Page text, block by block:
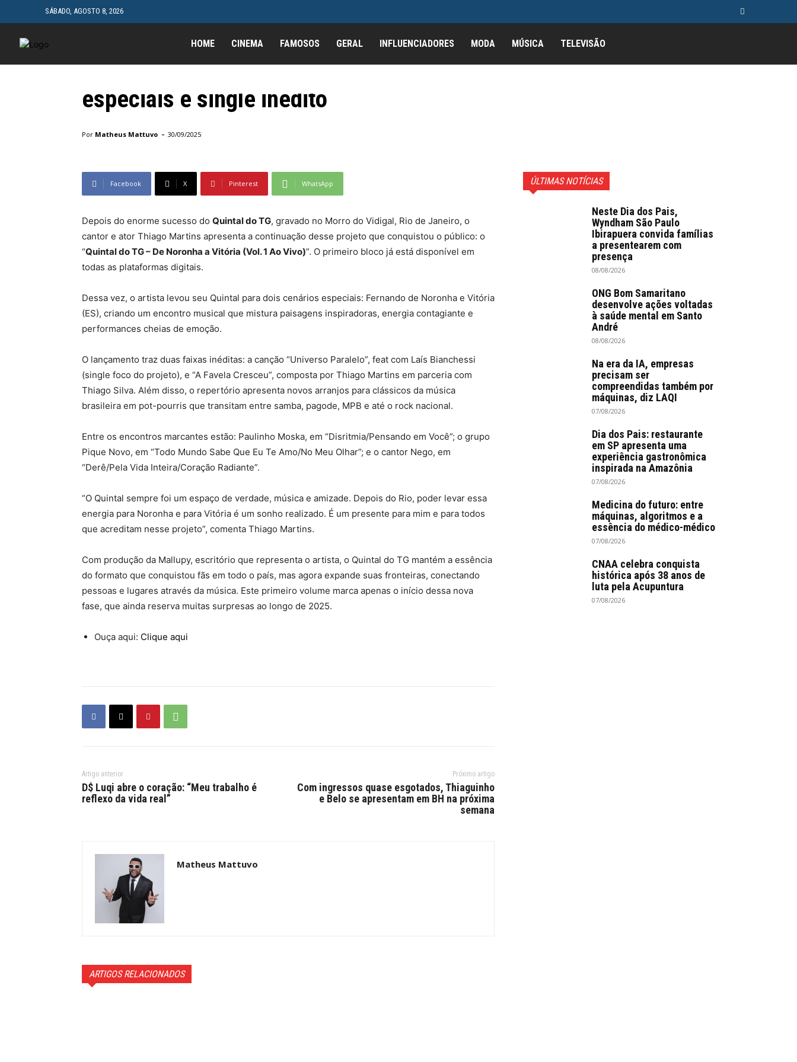
SÁBADO, AGOSTO 8, 2026
HOME CINEMA FAMOSOS GERAL INFLUENCIADORES MODA MÚSICA TELEVISÃO
Geral
Thiago Martins lança Quintal do TG – De
Noronha a Vitória com participações
especiais e single inédito
Por Matheus Mattuvo - 30/09/2025
Facebook X Pinterest WhatsApp
Depois do enorme sucesso do Quintal do TG, gravado no Morro do Vidigal, Rio de Janeiro, o
cantor e ator Thiago Martins apresenta a continuação desse projeto que conquistou o público: o
“Quintal do TG – De Noronha a Vitória (Vol. 1 Ao Vivo)”. O primeiro bloco já está disponível em
todas as plataformas digitais.
Dessa vez, o artista levou seu Quintal para dois cenários especiais: Fernando de Noronha e Vitória
(ES), criando um encontro musical que mistura paisagens inspiradoras, energia contagiante e
performances cheias de emoção.
O lançamento traz duas faixas inéditas: a canção “Universo Paralelo”, feat com Laís Bianchessi
(single foco do projeto), e “A Favela Cresceu”, composta por Thiago Martins em parceria com
Thiago Silva. Além disso, o repertório apresenta novos arranjos para clássicos da música
brasileira em pot-pourris que transitam entre samba, pagode, MPB e até o rock nacional.
Entre os encontros marcantes estão: Paulinho Moska, em “Disritmia/Pensando em Você”; o grupo
Pique Novo, em “Todo Mundo Sabe Que Eu Te Amo/No Meu Olhar”; e o cantor Nego, em
“Derê/Pela Vida Inteira/Coração Radiante”.
“O Quintal sempre foi um espaço de verdade, música e amizade. Depois do Rio, poder levar essa
energia para Noronha e para Vitória é um sonho realizado. É um presente para mim e para todos
que acreditam nesse projeto”, comenta Thiago Martins.
Com produção da Mallupy, escritório que representa o artista, o Quintal do TG mantém a essência
do formato que conquistou fãs em todo o país, mas agora expande suas fronteiras, conectando
pessoas e lugares através da música. Este primeiro volume marca apenas o início dessa nova
fase, que ainda reserva muitas surpresas ao longo de 2025.
Ouça aqui: Clique aqui
Artigo anterior
D$ Luqi abre o coração: “Meu trabalho é
reflexo da vida real”
Próximo artigo
Com ingressos quase esgotados, Thiaguinho
e Belo se apresentam em BH na próxima
semana
Matheus Mattuvo
ARTIGOS RELACIONADOS
ÚLTIMAS NOTÍCIAS
Neste Dia dos Pais,
Wyndham São Paulo
Ibirapuera convida famílias
a presentearem com
presença
08/08/2026
ONG Bom Samaritano
desenvolve ações voltadas
à saúde mental em Santo
André
08/08/2026
Na era da IA, empresas
precisam ser
compreendidas também por
máquinas, diz LAQI
07/08/2026
Dia dos Pais: restaurante
em SP apresenta uma
experiência gastronômica
inspirada na Amazônia
07/08/2026
Medicina do futuro: entre
máquinas, algoritmos e a
essência do médico-médico
07/08/2026
CNAA celebra conquista
histórica após 38 anos de
luta pela Acupuntura
07/08/2026